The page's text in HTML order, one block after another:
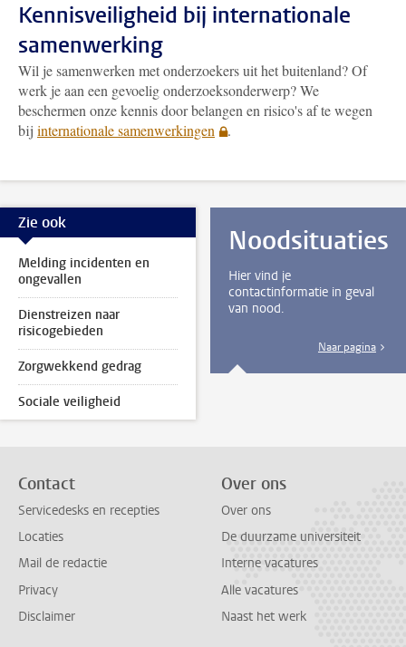
Kennisveiligheid bij internationale
samenwerking
Wil je samenwerken met onderzoekers uit het buitenland? Of
werk je aan een gevoelig onderzoeksonderwerp? We
beschermen onze kennis door belangen en risico's af te wegen
bij internationale samenwerkingen .
Zie ook
Melding incidenten en
ongevallen
Dienstreizen naar
risicogebieden
Zorgwekkend gedrag
Sociale veiligheid
Noodsituaties
Hier vind je
contactinformatie in geval
van nood.
Naar pagina
Contact
Servicedesks en recepties
Locaties
Mail de redactie
Privacy
Disclaimer
Over ons
Over ons
De duurzame universiteit
Interne vacatures
Alle vacatures
Naast het werk